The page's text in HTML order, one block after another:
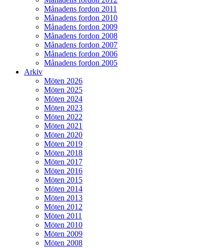
Månadens fordon 2011
Månadens fordon 2010
Månadens fordon 2009
Månadens fordon 2008
Månadens fordon 2007
Månadens fordon 2006
Månadens fordon 2005
Arkiv
Möten 2026
Möten 2025
Möten 2024
Möten 2023
Möten 2022
Möten 2021
Möten 2020
Möten 2019
Möten 2018
Möten 2017
Möten 2016
Möten 2015
Möten 2014
Möten 2013
Möten 2012
Möten 2011
Möten 2010
Möten 2009
Möten 2008